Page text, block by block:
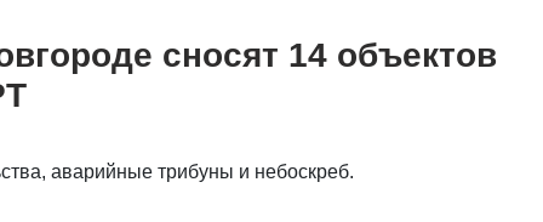
сносят 14 объектов
аварийные трибуны и небоскреб.